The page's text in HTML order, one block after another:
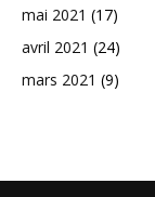
mai 2021 (17)
avril 2021 (24)
mars 2021 (9)